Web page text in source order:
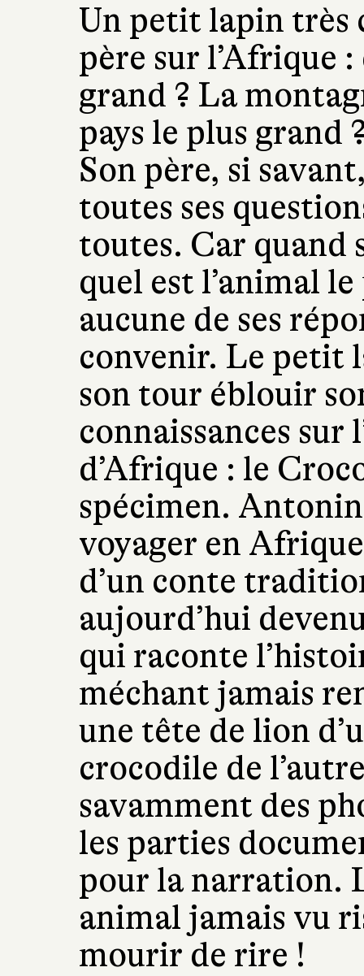
Un petit lapin très
père sur l’Afrique
grand ? La
pays le plus grand
Son père, si
toutes ses
toutes. Car quand
quel est l’animal
aucune de ses
convenir. Le petit
son tour éblouir
connaissances sur
d’Afrique : le
spécimen.
voyager en
d’un conte
aujourd’hui
qui raconte
méchant jamais
une tête de lion
crocodile de
savamment des
les parties
pour la narration.
animal jamais vu
mourir de rire !